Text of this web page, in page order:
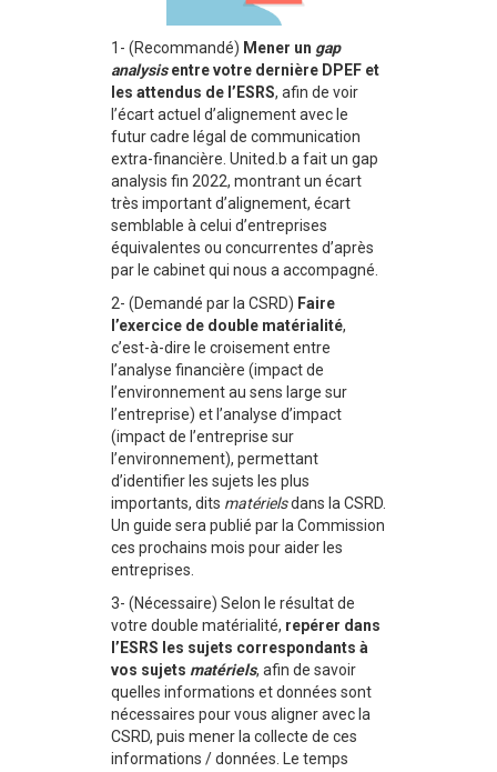
1- (Recommandé) Mener un gap
analysisentre votre dernière DPEF et
les attendus de l’ESRS, afin de voir
l’écart actuel d’alignement avec le
futur cadre légal de communication
extra-financière. United.b a fait un gap
analysis fin 2022, montrant un écart
très important d’alignement, écart
semblable à celui d’entreprises
équivalentes ou concurrentes d’après
par le cabinet qui nous a accompagné.
2- (Demandé par la CSRD) Faire
l’exercice de double matérialité,
c’est-à-dire le croisement entre
l’analyse financière (impact de
l’environnement au sens large sur
l’entreprise) et l’analyse d’impact
(impact de l’entreprise sur
l’environnement), permettant
d’identifier les sujets les plus
importants, dits matérielsdans la CSRD.
Un guide sera publié par la Commission
ces prochains mois pour aider les
entreprises.
3- (Nécessaire) Selon le résultat de
votre double matérialité, repérer dans
l’ESRS les sujets correspondants à
vos sujets matériels, afin de savoir
quelles informations et données sont
nécessaires pour vous aligner avec la
CSRD, puis mener la collecte de ces
informations / données. Le temps